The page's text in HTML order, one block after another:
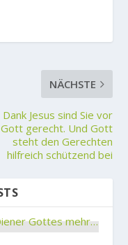
NÄCHSTE
Dank Jesus sind Sie vor
Gott gerecht. Und Gott
steht den Gerechten
hilfreich schützend bei